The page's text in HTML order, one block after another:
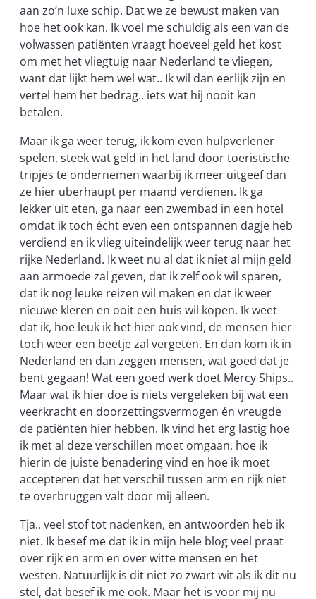
aan zo’n luxe schip. Dat we ze bewust maken van
hoe het ook kan. Ik voel me schuldig als een van de
volwassen patiënten vraagt hoeveel geld het kost
om met het vliegtuig naar Nederland te vliegen,
want dat lijkt hem wel wat.. Ik wil dan eerlijk zijn en
vertel hem het bedrag.. iets wat hij nooit kan
betalen.
Maar ik ga weer terug, ik kom even hulpverlener
spelen, steek wat geld in het land door toeristische
tripjes te ondernemen waarbij ik meer uitgeef dan
ze hier uberhaupt per maand verdienen. Ik ga
lekker uit eten, ga naar een zwembad in een hotel
omdat ik toch écht even een ontspannen dagje heb
verdiend en ik vlieg uiteindelijk weer terug naar het
rijke Nederland. Ik weet nu al dat ik niet al mijn geld
aan armoede zal geven, dat ik zelf ook wil sparen,
dat ik nog leuke reizen wil maken en dat ik weer
nieuwe kleren en ooit een huis wil kopen. Ik weet
dat ik, hoe leuk ik het hier ook vind, de mensen hier
toch weer een beetje zal vergeten. En dan kom ik in
Nederland en dan zeggen mensen, wat goed dat je
bent gegaan! Wat een goed werk doet Mercy Ships..
Maar wat ik hier doe is niets vergeleken bij wat een
veerkracht en doorzettingsvermogen én vreugde
de patiënten hier hebben. Ik vind het erg lastig hoe
ik met al deze verschillen moet omgaan, hoe ik
hierin de juiste benadering vind en hoe ik moet
accepteren dat het verschil tussen arm en rijk niet
te overbruggen valt door mij alleen.
Tja.. veel stof tot nadenken, en antwoorden heb ik
niet. Ik besef me dat ik in mijn hele blog veel praat
over rijk en arm en over witte mensen en het
westen. Natuurlijk is dit niet zo zwart wit als ik dit nu
stel, dat besef ik me ook. Maar het is voor mij nu